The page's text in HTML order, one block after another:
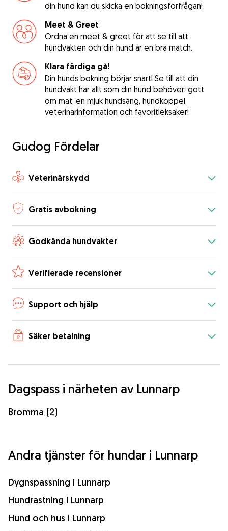
din hund kan du skicka en bokningsförfrågan!
Meet & Greet
Ordna en meet & greet för att se till att
hundvakten och din hund är en bra match.
Klara färdiga gå!
Din hunds bokning börjar snart! Se till att din
hundvakt har allt som din hund behöver: gott
om mat, en mjuk hundsäng, hundkoppel,
veterinärinformation och favoritleksaker!
Gudog Fördelar
Veterinärskydd
Gratis avbokning
Godkända hundvakter
Verifierade recensioner
Support och hjälp
Säker betalning
Dagspass i närheten av Lunnarp
Bromma (2)
Andra tjänster för hundar i Lunnarp
Dygnspassning i Lunnarp
Hundrastning i Lunnarp
Hund och hus i Lunnarp